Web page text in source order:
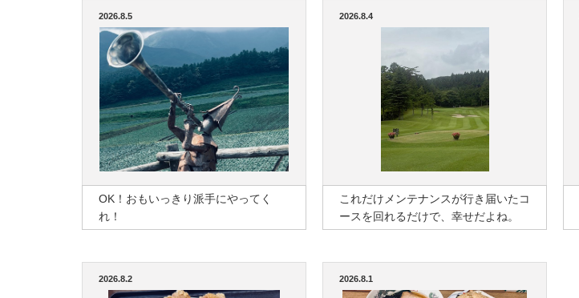
2026.8.5
OK！おもいっきり派手にやってく
れ！
2026.8.4
これだけメンテナンスが行き届いたコ
ースを回れるだけで、幸せだよね。
2026.8.2 2026.8.1